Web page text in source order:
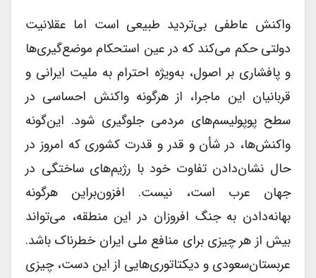
واکنش عاطفی بی‌تردید طبیعی است اما عقلانیت
دولتی حکم می‌کند که در عین استحکام موضع‌گیری‌ها
و پافشاری بر اصول، به‌ویژه احترام به ملیت ایرانی و
قربانیان این ماجرا، از هرگونه واکنش احساسی در
سطح پوپولیسم‌های مردمی جلوگیری شود. این‌گونه
واکنش‌ها، در شأن و قدر و قدرت کشوری که امروز در
حال نشان‌دادن تفاوت خود با رژیم‌های ساختگی در
جهان عرب است، نیست. افزون‌براین هرگونه
بهانه‌دادن به جنگ افروزان در این منطقه، می‌تواند
بیش از هر چیزی برای منافع ملی ایران خطرناک باشد.
عربستان‌سعودی و دیکتاتوری‌هایی از این دست، چیزی